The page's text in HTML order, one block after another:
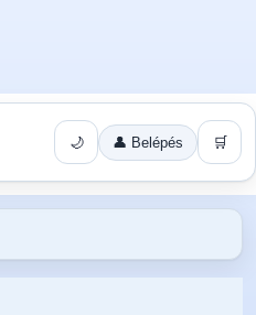
🌙 👤 Belépés 🛒